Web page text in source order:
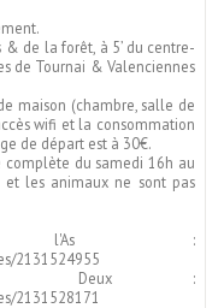
de la forêt, à 5’ du centre-
de Tournai & Valenciennes
maison (chambre, salle de
wifi et la consommation
de départ est à 30€.
du samedi 16h au
les animaux ne sont pas
l'As :
2131524955
Le Deux :
2131528171